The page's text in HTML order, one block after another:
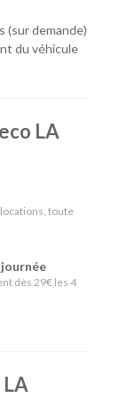
habitants de
Oudon et
pour
du
vacances ou
les
de
(sur demande)
du véhicule
LA
toute
dès 29€ les 4